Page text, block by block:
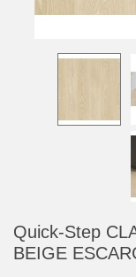
Quick-Step
BEIGE